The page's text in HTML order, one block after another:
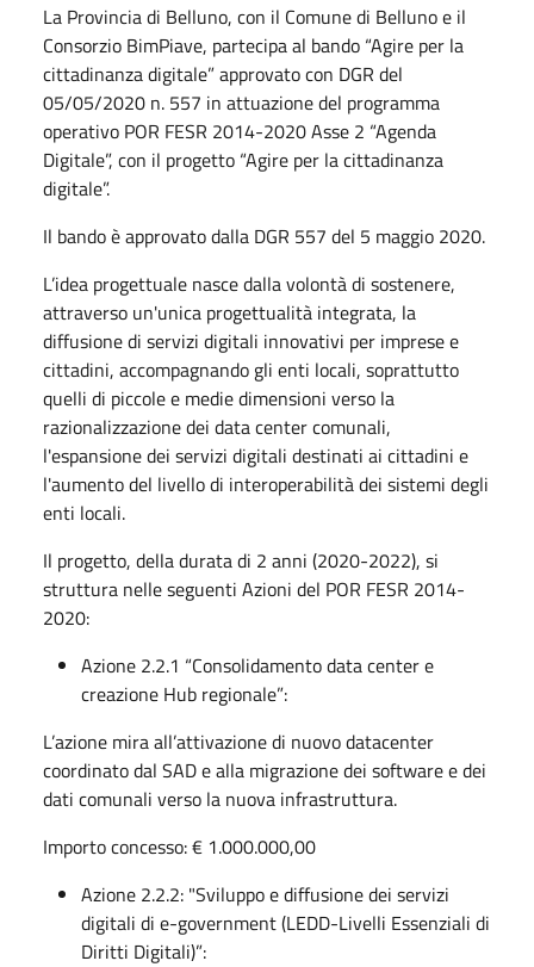
La Provincia di Belluno, con il Comune di Belluno e il
Consorzio BimPiave, partecipa al bando “Agire per la
cittadinanza digitale” approvato con DGR del
05/05/2020 n. 557 in attuazione del programma
operativo POR FESR 2014-2020 Asse 2 “Agenda
Digitale”, con il progetto “Agire per la cittadinanza
digitale”.
Il bando è approvato dalla DGR 557 del 5 maggio 2020.
L’idea progettuale nasce dalla volontà di sostenere,
attraverso un'unica progettualità integrata, la
diffusione di servizi digitali innovativi per imprese e
cittadini, accompagnando gli enti locali, soprattutto
quelli di piccole e medie dimensioni verso la
razionalizzazione dei data center comunali,
l'espansione dei servizi digitali destinati ai cittadini e
l'aumento del livello di interoperabilità dei sistemi degli
enti locali.
Il progetto, della durata di 2 anni (2020-2022), si
struttura nelle seguenti Azioni del POR FESR 2014-
2020:
Azione 2.2.1 “Consolidamento data center e
creazione Hub regionale”:
L’azione mira all’attivazione di nuovo datacenter
coordinato dal SAD e alla migrazione dei software e dei
dati comunali verso la nuova infrastruttura.
Importo concesso: € 1.000.000,00
Azione 2.2.2: "Sviluppo e diffusione dei servizi
digitali di e-government (LEDD-Livelli Essenziali di
Diritti Digitali)”: